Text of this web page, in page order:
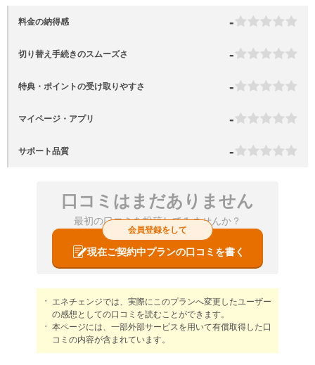
料金の納得感 -
切り替え手続きのスムーズさ -
特典・ポイントの受け取りやすさ -
マイページ・アプリ -
サポート品質 -
口コミはまだありません
最初の口コミを投稿してみませんか？
会員登録をして
現在ご契約中プランの口コミを書く
エネチェンジでは、実際にこのプランへ変更したユーザー
の感想としての口コミを読むことができます。
本ページには、一部外部サービスを用いて有償取得した口
コミの内容が含まれています。